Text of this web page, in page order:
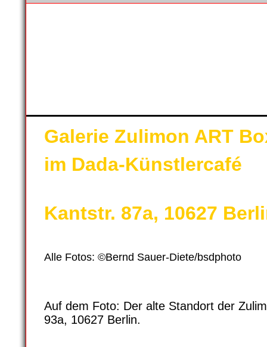
Galerie Zulimon ART
im Dada-Künstlercafé
Kantstr. 87a, 10627
Alle Fotos: ©Bernd Sauer-Diete/bsdphoto
Auf dem Foto: Der alte Standort der
93a, 10627 Berlin.